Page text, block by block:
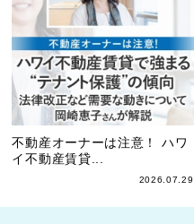
不動産オーナーは注意！ ハワ
イ不動産賃貸...
2026.07.29